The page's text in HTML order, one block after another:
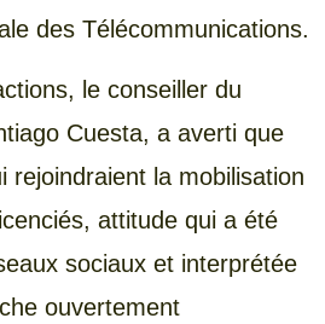
des Télécommunications.
le conseiller du
Cuesta, a averti que
rejoindraient la mobilisation
attitude qui a été
sociaux et interprétée
ouvertement